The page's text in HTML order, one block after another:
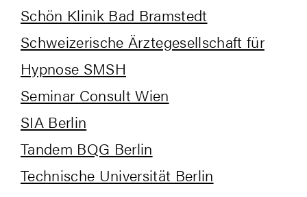
Schön Kli­nik Bad Bramstedt
Schwei­ze­ri­sche Ärz­te­ge­sell­schaft für
Hyp­no­se SMSH
Semi­nar Con­sult Wien
SIA Ber­lin
Tan­dem BQG Berlin
Tech­ni­sche Uni­ver­si­tät Berlin